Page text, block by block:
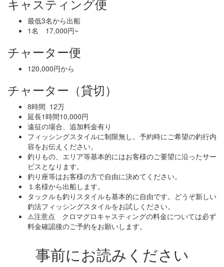
キャスティング便
最低3名から出船
1名 17,000円~
チャーター便
120,000円から
チャーター（貸切）
8時間 12万
延長1時間10,000円
遠征の場合、追加料金有り
フィッシングスタイルに制限無し。予約時にご希望の釣行内
容をお伝えください。
釣りもの、エリア等基本的にはお客様のご要望に沿ったサー
ビスとなります。
釣り座等はお客様の方で自由に決めてください。
１名様から出船します。
タックルも釣りスタイルも基本的に自由です。どうぞ新しい
釣法フィッシングスタイルをお試しください。
⚠️注意点 クロマグロキャスティングの料金については必ず
料金確認後のご予約をお願いします。
事前にお読みください